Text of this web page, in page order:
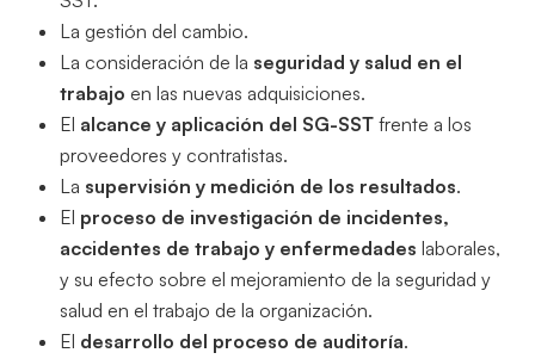
La gestión del cambio.
La consideración de la seguridad y salud en el
trabajo en las nuevas adquisiciones.
El alcance y aplicación del SG-SST frente a los
proveedores y contratistas.
La supervisión y medición de los resultados.
El proceso de investigación de incidentes,
accidentes de trabajo y enfermedades laborales,
y su efecto sobre el mejoramiento de la seguridad y
salud en el trabajo de la organización.
El desarrollo del proceso de auditoría.